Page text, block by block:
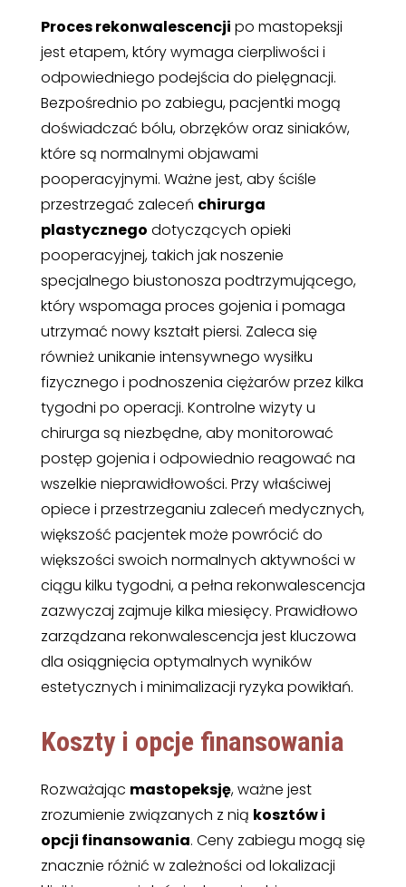
Proces rekonwalescencji po mastopeksji
jest etapem, który wymaga cierpliwości i
odpowiedniego podejścia do pielęgnacji.
Bezpośrednio po zabiegu, pacjentki mogą
doświadczać bólu, obrzęków oraz siniaków,
które są normalnymi objawami
pooperacyjnymi. Ważne jest, aby ściśle
przestrzegać zaleceń chirurga
plastycznego dotyczących opieki
pooperacyjnej, takich jak noszenie
specjalnego biustonosza podtrzymującego,
który wspomaga proces gojenia i pomaga
utrzymać nowy kształt piersi. Zaleca się
również unikanie intensywnego wysiłku
fizycznego i podnoszenia ciężarów przez kilka
tygodni po operacji. Kontrolne wizyty u
chirurga są niezbędne, aby monitorować
postęp gojenia i odpowiednio reagować na
wszelkie nieprawidłowości. Przy właściwej
opiece i przestrzeganiu zaleceń medycznych,
większość pacjentek może powrócić do
większości swoich normalnych aktywności w
ciągu kilku tygodni, a pełna rekonwalescencja
zazwyczaj zajmuje kilka miesięcy. Prawidłowo
zarządzana rekonwalescencja jest kluczowa
dla osiągnięcia optymalnych wyników
estetycznych i minimalizacji ryzyka powikłań.
Koszty i opcje finansowania
Rozważając mastopeksję, ważne jest
zrozumienie związanych z nią kosztów i
opcji finansowania. Ceny zabiegu mogą się
znacznie różnić w zależności od lokalizacji